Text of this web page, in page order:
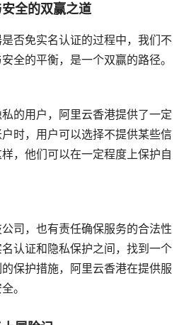
全的双赢之道
否免实名认证的过程中，我们不
全的平衡，是一个双赢的路径。
的用户，阿里云香港提供了一定
时，用户可以选择不提供某些信
，他们可以在一定程度上保护自
司，也有责任确保服务的合法性
认证和隐私保护之间，找到一个
保护措施，阿里云香港在提供服
。